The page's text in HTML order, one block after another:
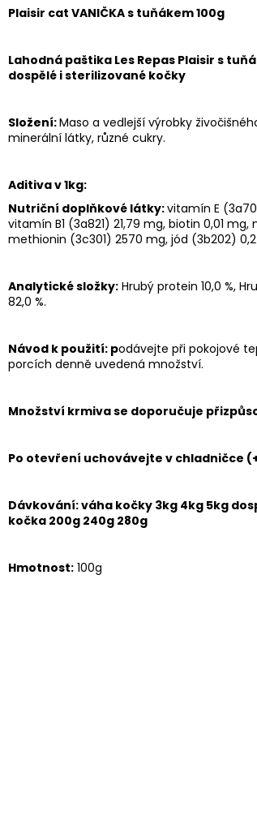
Plaisir cat VANIČKA s tuňákem 100g
Lahodná paštika Les Repas Plaisir s
dospělé i sterilizované kočky
Složení:Maso a vedlejší výrobky
minerální látky, různé cukry.
Aditiva v 1kg:
Nutriční doplňkové látky:vitamín E
vitamín B1 (3a821) 21,79 mg, biotin 0,01
methionin (3c301) 2570 mg, jód (3b202)
Analytické složky: Hrubý protein 10,0 %,
82,0 %.
Návod k použití: podávejte při pokojové
porcích denně uvedená množství.
Množství krmiva se doporučuje
Po otevření uchovávejte v chladničce
Dávkování: váha kočky 3kg 4kg 5kg
kočka 200g 240g 280g
Hmotnost: 100g